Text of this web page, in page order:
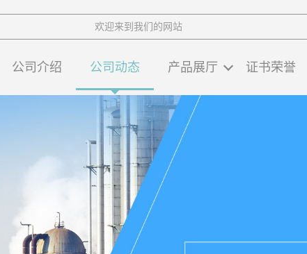
欢迎来到我们的网站
公司介绍 公司动态 产品展厅 证书荣誉